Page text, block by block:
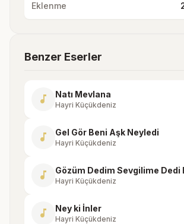
Eklenme
Benzer Eserler
music_note Natı Mevlana
Hayri Küçükdeniz
music_note Gel Gör Beni Aşk Neyledi
Hayri Küçükdeniz
music_note Hayri Küçükdeniz
music_note Ney ki İnler
Hayri Küçükdeniz